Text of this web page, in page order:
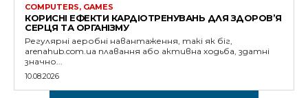
COMPUTERS, GAMES
КОРИСНІ ЕФЕКТИ КАРДІОТРЕНУВАНЬ ДЛЯ ЗДОРОВ’Я
СЕРЦЯ ТА ОРГАНІЗМУ
Регулярні аеробні навантаження, такі як біг,
arenahub.com.ua плавання або активна ходьба, здатні
значно...
10.08.2026